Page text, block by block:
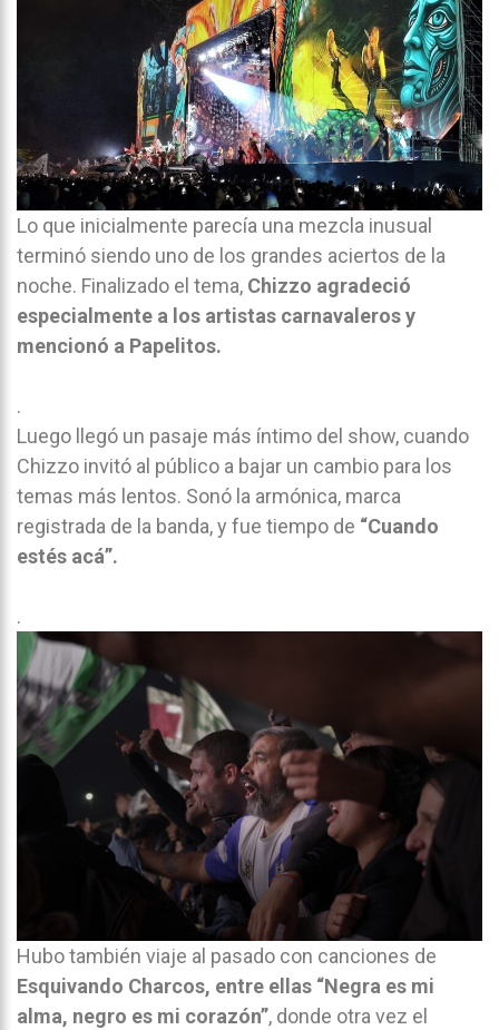
Lo que inicialmente parecía una mezcla inusual
terminó siendo uno de los grandes aciertos de la
noche. Finalizado el tema, Chizzo agradeció
especialmente a los artistas carnavaleros y
mencionó a Papelitos.
.
Luego llegó un pasaje más íntimo del show, cuando
Chizzo invitó al público a bajar un cambio para los
temas más lentos. Sonó la armónica, marca
registrada de la banda, y fue tiempo de “Cuando
estés acá”.
.
Hubo también viaje al pasado con canciones de
Esquivando Charcos, entre ellas “Negra es mi
alma, negro es mi corazón”, donde otra vez el